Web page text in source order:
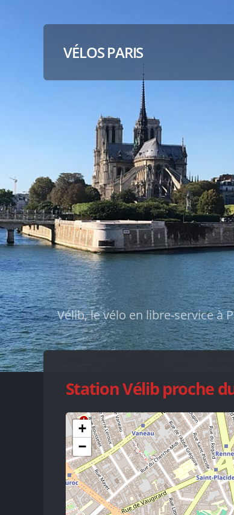
VÉLOS PARIS
Vélib, le vélo en libre-service à
Station Vélib proche
+
−